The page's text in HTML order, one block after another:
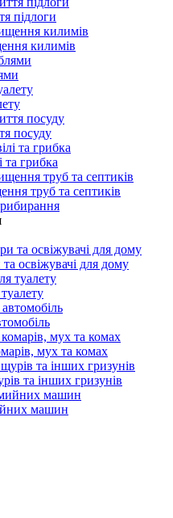
підлоги
килимів
посуду
та грибка
труб та септиків
освіжувачі для дому
мух та комах
та інших гризунів
машин